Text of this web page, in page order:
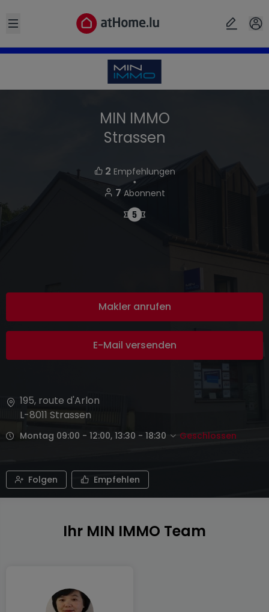
Open sidebar
MIN IMMO
Strassen
2 Empfehlungen
・
7 Abonnent
Makler anrufen
E-Mail versenden
195, route d'Arlon
L-8011 Strassen
Montag 09:00 - 12:00, 13:30 - 18:30 Geschlossen
Folgen Empfehlen
Ihr MIN IMMO Team